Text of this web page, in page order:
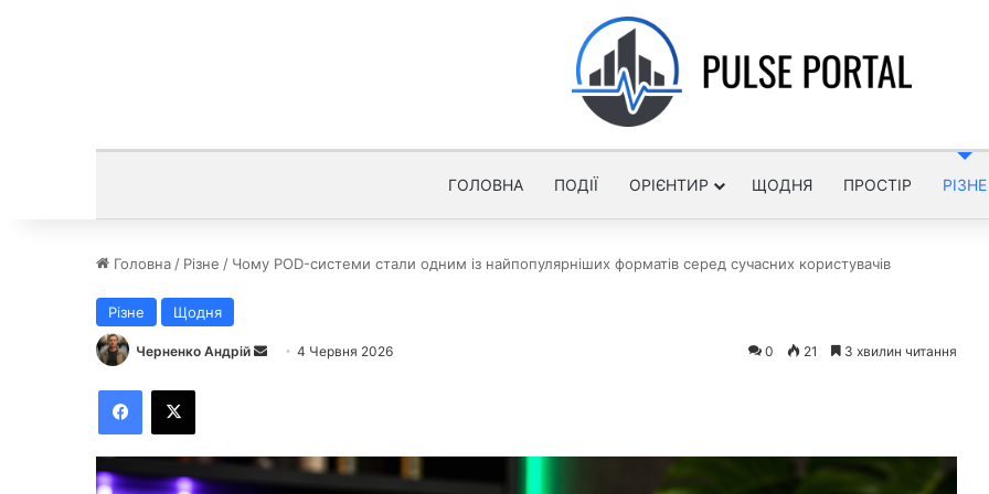
ГОЛОВНА ПОДІЇ ОРІЄНТИР ЩОДНЯ ПРОСТІР РІЗНЕ
Головна / Різне / Чому POD-системи стали одним із найпопулярніших форматів серед сучасних користувачів
Різне Щодня
Черненко Андрій
ш
л
4 Червня 2026 0 21 3 хвилин читання